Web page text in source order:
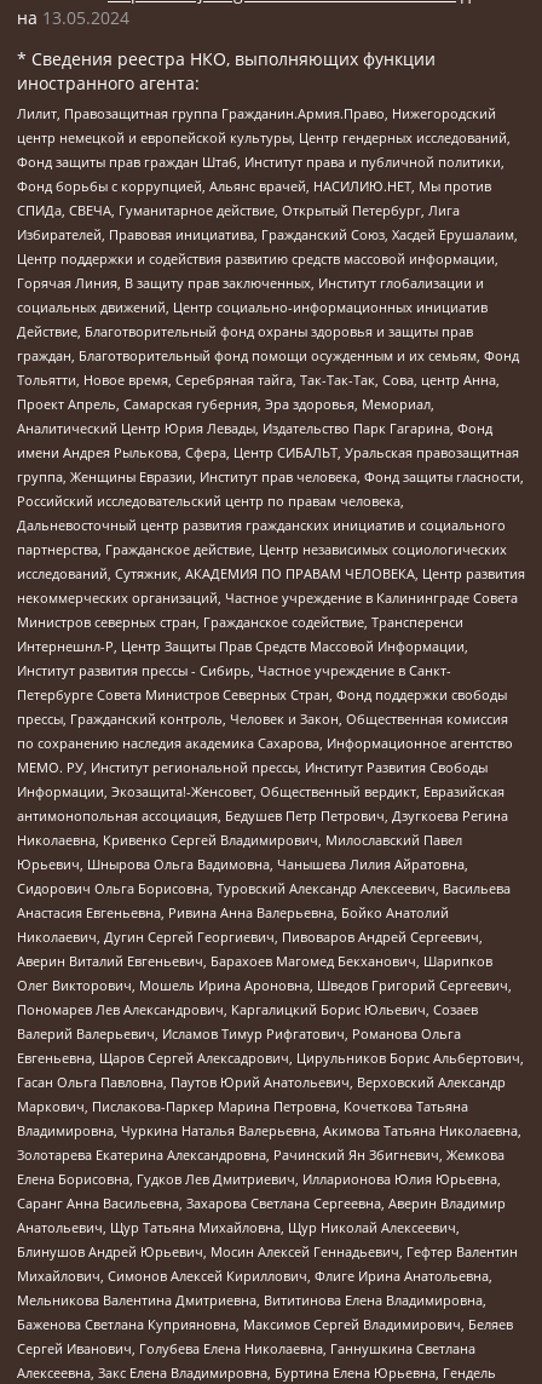
на 13.05.2024
* Сведения реестра НКО, выполняющих функции
иностранного агента:
Лилит, Правозащитная группа Гражданин.Армия.Право, Нижегородский
центр немецкой и европейской культуры, Центр гендерных исследований,
Фонд защиты прав граждан Штаб, Институт права и публичной политики,
Фонд борьбы с коррупцией, Альянс врачей, НАСИЛИЮ.НЕТ, Мы против
СПИДа, СВЕЧА, Гуманитарное действие, Открытый Петербург, Лига
Избирателей, Правовая инициатива, Гражданский Союз, Хасдей Ерушалаим,
Центр поддержки и содействия развитию средств массовой информации,
Горячая Линия, В защиту прав заключенных, Институт глобализации и
социальных движений, Центр социально-информационных инициатив
Действие, Благотворительный фонд охраны здоровья и защиты прав
граждан, Благотворительный фонд помощи осужденным и их семьям, Фонд
Тольятти, Новое время, Серебряная тайга, Так-Так-Так, Сова, центр Анна,
Проект Апрель, Самарская губерния, Эра здоровья, Мемориал,
Аналитический Центр Юрия Левады, Издательство Парк Гагарина, Фонд
имени Андрея Рылькова, Сфера, Центр СИБАЛЬТ, Уральская правозащитная
группа, Женщины Евразии, Институт прав человека, Фонд защиты гласности,
Российский исследовательский центр по правам человека,
Дальневосточный центр развития гражданских инициатив и социального
партнерства, Гражданское действие, Центр независимых социологических
исследований, Сутяжник, АКАДЕМИЯ ПО ПРАВАМ ЧЕЛОВЕКА, Центр развития
некоммерческих организаций, Частное учреждение в Калининграде Совета
Министров северных стран, Гражданское содействие, Трансперенси
Интернешнл-Р, Центр Защиты Прав Средств Массовой Информации,
Институт развития прессы - Сибирь, Частное учреждение в Санкт-
Петербурге Совета Министров Северных Стран, Фонд поддержки свободы
прессы, Гражданский контроль, Человек и Закон, Общественная комиссия
по сохранению наследия академика Сахарова, Информационное агентство
МЕМО. РУ, Институт региональной прессы, Институт Развития Свободы
Информации, Экозащита!-Женсовет, Общественный вердикт, Евразийская
антимонопольная ассоциация, Бедушев Петр Петрович, Дзугкоева Регина
Николаевна, Кривенко Сергей Владимирович, Милославский Павел
Юрьевич, Шнырова Ольга Вадимовна, Чанышева Лилия Айратовна,
Сидорович Ольга Борисовна, Туровский Александр Алексеевич, Васильева
Анастасия Евгеньевна, Ривина Анна Валерьевна, Бойко Анатолий
Николаевич, Дугин Сергей Георгиевич, Пивоваров Андрей Сергеевич,
Аверин Виталий Евгеньевич, Барахоев Магомед Бекханович, Шарипков
Олег Викторович, Мошель Ирина Ароновна, Шведов Григорий Сергеевич,
Пономарев Лев Александрович, Каргалицкий Борис Юльевич, Созаев
Валерий Валерьевич, Исламов Тимур Рифгатович, Романова Ольга
Евгеньевна, Щаров Сергей Алексадрович, Цирульников Борис Альбертович,
Гасан Ольга Павловна, Паутов Юрий Анатольевич, Верховский Александр
Маркович, Пислакова-Паркер Марина Петровна, Кочеткова Татьяна
Владимировна, Чуркина Наталья Валерьевна, Акимова Татьяна Николаевна,
Золотарева Екатерина Александровна, Рачинский Ян Збигневич, Жемкова
Елена Борисовна, Гудков Лев Дмитриевич, Илларионова Юлия Юрьевна,
Саранг Анна Васильевна, Захарова Светлана Сергеевна, Аверин Владимир
Анатольевич, Щур Татьяна Михайловна, Щур Николай Алексеевич,
Блинушов Андрей Юрьевич, Мосин Алексей Геннадьевич, Гефтер Валентин
Михайлович, Симонов Алексей Кириллович, Флиге Ирина Анатольевна,
Мельникова Валентина Дмитриевна, Вититинова Елена Владимировна,
Баженова Светлана Куприяновна, Максимов Сергей Владимирович, Беляев
Сергей Иванович, Голубева Елена Николаевна, Ганнушкина Светлана
Алексеевна, Закс Елена Владимировна, Буртина Елена Юрьевна, Гендель